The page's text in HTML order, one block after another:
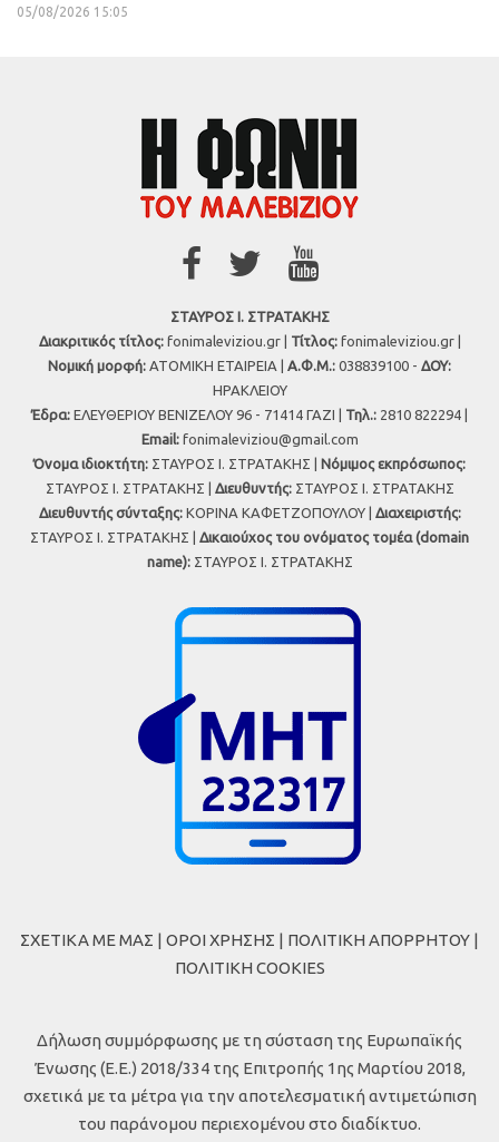
05/08/2026 15:05
ΣΤΑΥΡΟΣ Ι. ΣΤΡΑΤΑΚΗΣ
Διακριτικός τίτλος:fonimaleviziou.gr | Τίτλος:fonimaleviziou.gr |
Νομική μορφή: ΑΤΟΜΙΚΗ ΕΤΑΙΡΕΙΑ | Α.Φ.Μ.: 038839100 - ΔΟΥ:
ΗΡΑΚΛΕΙΟΥ
Έδρα: ΕΛΕΥΘΕΡΙΟΥ ΒΕΝΙΖΕΛΟΥ 96 - 71414 ΓΑΖΙ | Τηλ.: 2810 822294 |
Εmail: fonimaleviziou@gmail.com
Όνομα ιδιοκτήτη: ΣΤΑΥΡΟΣ Ι. ΣΤΡΑΤΑΚΗΣ | Νόμιμος εκπρόσωπος:
ΣΤΑΥΡΟΣ Ι. ΣΤΡΑΤΑΚΗΣ | Διευθυντής:ΣΤΑΥΡΟΣ Ι. ΣΤΡΑΤΑΚΗΣ
Διευθυντής σύνταξης:ΚΟΡΙΝΑ ΚΑΦΕΤΖΟΠΟΥΛΟΥ | Διαχειριστής:
ΣΤΑΥΡΟΣ Ι. ΣΤΡΑΤΑΚΗΣ | Δικαιούχος του ονόματος τομέα (domain
name):ΣΤΑΥΡΟΣ Ι. ΣΤΡΑΤΑΚΗΣ
ΣΧΕΤΙΚΑ ΜΕ ΜΑΣ | ΟΡΟΙ ΧΡΗΣΗΣ | ΠΟΛΙΤΙΚΗ ΑΠΟΡΡΗΤΟΥ |
ΠΟΛΙΤΙΚΗ COOKIES
Δήλωση συμμόρφωσης με τη σύσταση της Ευρωπαϊκής
Ένωσης (Ε.Ε.) 2018/334 της Επιτροπής 1ης Μαρτίου 2018,
σχετικά με τα μέτρα για την αποτελεσματική αντιμετώπιση
του παράνομου περιεχομένου στο διαδίκτυο.